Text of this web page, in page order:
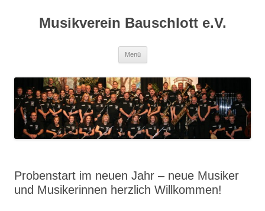
springenMusikverein Bauschlott e.V.
Menü
Probenstart im neuen Jahr – neue Musiker
und Musikerinnen herzlich Willkommen!